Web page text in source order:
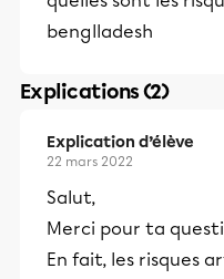
benglladesh
Explications (2)
Explication d’élève
22 mars 2022
Salut,
Merci pour ta
En fait, les risques